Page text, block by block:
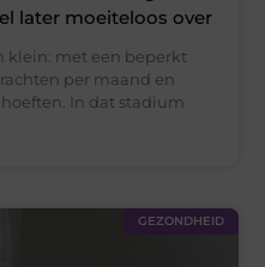
later moeiteloos over
klein: met een beperkt
per maand en
In dat stadium
GEZONDHEID